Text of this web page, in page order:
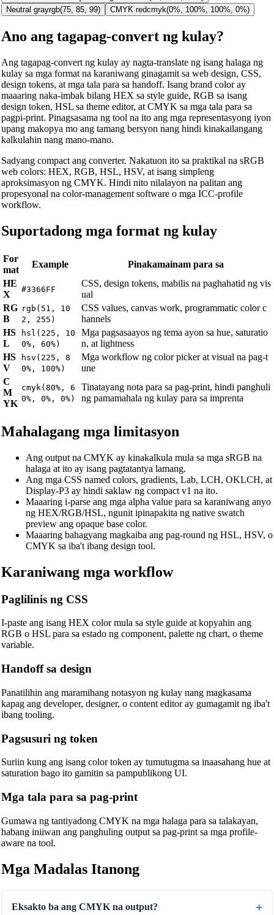
🔗Related Tools
📐Unit Converters
Length Converter
Tagapagsalin ng Timbang
Tagapagsalin ng Temperatura
Tagapagsalin ng Dami
Tagapagsalin ng Lawak
Neutral grayrgb(75, 85, 99) CMYK redcmyk(0%, 100%, 100%, 0%)
Ano ang tagapag-convert ng kulay?
Ang tagapag-convert ng kulay ay nagta-translate ng isang halaga ng
kulay sa mga format na karaniwang ginagamit sa web design, CSS,
design tokens, at mga tala para sa handoff. Isang brand color ay
maaaring naka-imbak bilang HEX sa style guide, RGB sa isang
design token, HSL sa theme editor, at CMYK sa mga tala para sa
pagpi-print. Pinagsasama ng tool na ito ang mga representasyong iyon
upang makopya mo ang tamang bersyon nang hindi kinakailangang
kalkulahin nang mano-mano.
Sadyang compact ang converter. Nakatuon ito sa praktikal na sRGB
web colors: HEX, RGB, HSL, HSV, at isang simpleng
aproksimasyon ng CMYK. Hindi nito nilalayon na palitan ang
propesyonal na color-management software o mga ICC-profile
workflow.
Suportadong mga format ng kulay
For
mat
Example
Pinakamainam para sa
HE
X
#3366FF
CSS, design tokens, mabilis na paghahatid ng vis
ual
RG
B
rgb(51, 10
2, 255)
CSS values, canvas work, programmatic color c
hannels
HS
L
hsl(225, 10
0%, 60%)
Mga pagsasaayos ng tema ayon sa hue, saturatio
n, at lightness
HS
V
hsv(225, 8
0%, 100%)
Mga workflow ng color picker at visual na pag-t
une
C
M
YK
cmyk(80%, 6
0%, 0%, 0%)
Tinatayang nota para sa pag-print, hindi panghuli
ng pamamahala ng kulay para sa imprenta
Mahalagang mga limitasyon
Ang output na CMYK ay kinakalkula mula sa mga sRGB na
halaga at ito ay isang pagtatantya lamang.
Ang mga CSS named colors, gradients, Lab, LCH, OKLCH, at
Display-P3 ay hindi saklaw ng compact v1 na ito.
Maaaring i-parse ang mga alpha value para sa karaniwang anyo
ng HEX/RGB/HSL, ngunit ipinapakita ng native swatch
preview ang opaque base color.
Maaaring bahagyang magkaiba ang pag-round ng HSL, HSV, o
CMYK sa iba't ibang design tool.
Karaniwang mga workflow
Paglilinis ng CSS
I-paste ang isang HEX color mula sa style guide at kopyahin ang
RGB o HSL para sa estado ng component, palette ng chart, o theme
variable.
Handoff sa design
Panatilihin ang maramihang notasyon ng kulay nang magkasama
kapag ang developer, designer, o content editor ay gumagamit ng iba't
ibang tooling.
Pagsusuri ng token
Suriin kung ang isang color token ay tumutugma sa inaasahang hue at
saturation bago ito gamitin sa pampublikong UI.
Mga tala para sa pag-print
Gumawa ng tantiyadong CMYK na mga halaga para sa talakayan,
habang iniiwan ang panghuling output sa pag-print sa mga profile-
aware na tool.
Mga Madalas Itanong
Eksakto ba ang CMYK na output?